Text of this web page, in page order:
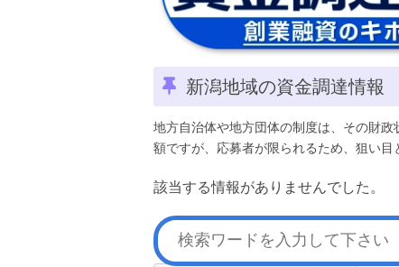
新潟地域の資金調達情報
地方自治体や地方団体の制度は、その財
額ですが、応募者が限られるため、狙い目
該当する情報がありませんでした。